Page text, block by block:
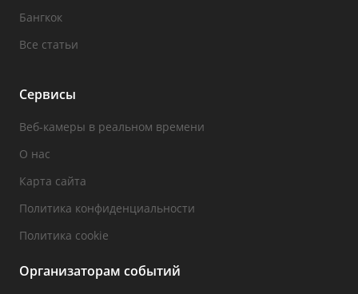
Бангкок
Все статьи
Сервисы
Веб-камеры в реальном времени
О нас
Карта сайта
Политика конфиденциальности
Политика cookie
Организаторам событий